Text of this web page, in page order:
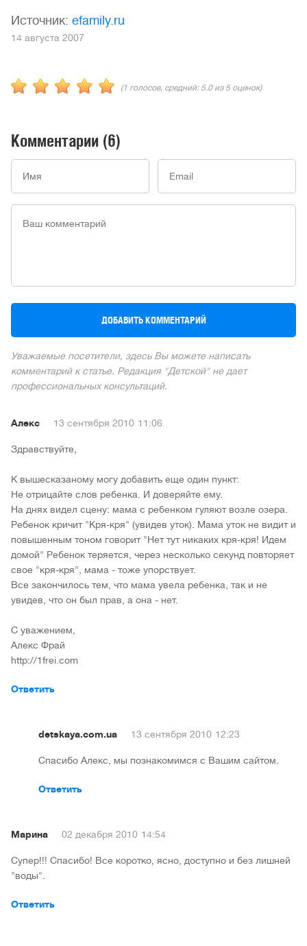
Источник: efamily.ru
14 августа 2007
(1 голосов, средний: 5.0из 5 оценок)
Комментарии (6)
Уважаемые посетители, здесь Вы можете написать
комментарий к статье. Редакция "Детской" не дает
профессиональных консультаций.
Алекс 13 сентября 2010 11:06
Здравствуйте,
К вышесказаному могу добавить еще один пункт:
Не отрицайте слов ребенка. И доверяйте ему.
На днях видел сцену: мама с ребенком гуляют возле озера.
Ребенок кричит "Кря-кря" (увидев уток). Мама уток не видит и
повышенным тоном говорит "Нет тут никаких кря-кря! Идем
домой" Ребенок теряется, через несколько секунд повторяет
свое "кря-кря", мама - тоже упорствует.
Все закончилось тем, что мама увела ребенка, так и не
увидев, что он был прав, а она - нет.
С уважением,
Алекс Фрай
http://1frei.com
Ответить
detskaya.com.ua 13 сентября 2010 12:23
Спасибо Алекс, мы познакомимся с Вашим сайтом.
Ответить
Марина 02 декабря 2010 14:54
Супер!!! Спасибо! Все коротко, ясно, доступно и без лишней
"воды".
Ответить